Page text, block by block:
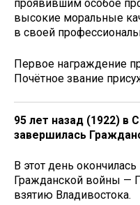
проявившим особое
высокие моральные
в своей
Первое награждение
Почётное звание
95 лет назад (1922) в
завершилась
В этот день
Гражданской войны —
взятию Владивостока.